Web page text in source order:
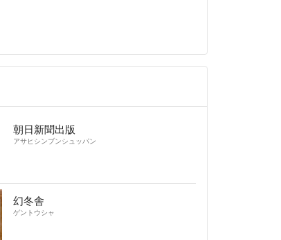
朝日新聞出版
アサヒシンブンシュッパン
幻冬舎
ゲントウシャ